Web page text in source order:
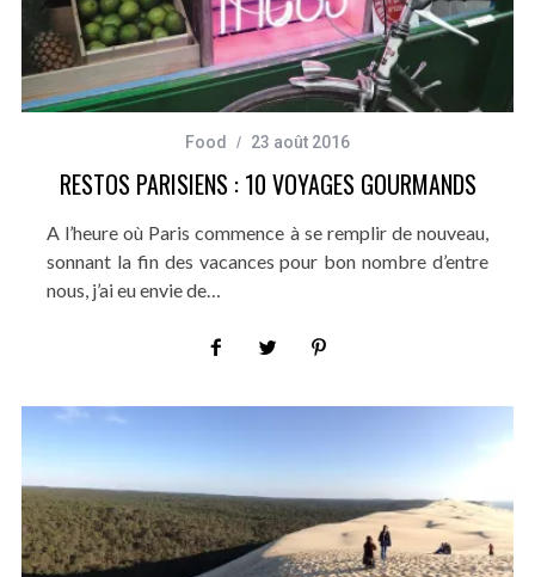
Food 23 août 2016
RESTOS PARISIENS : 10 VOYAGES GOURMANDS
A l’heure où Paris commence à se remplir de nouveau,
sonnant la fin des vacances pour bon nombre d’entre
nous, j’ai eu envie de…